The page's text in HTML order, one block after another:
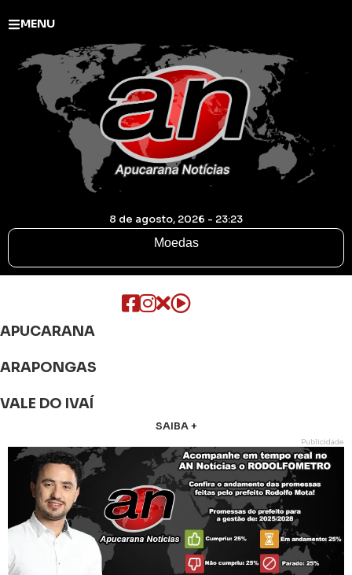
MENU
8 de agosto, 2026 - 23:23
Moedas
APUCARANA
ARAPONGAS
VALE DO IVAÍ
SAIBA +
Publicidade